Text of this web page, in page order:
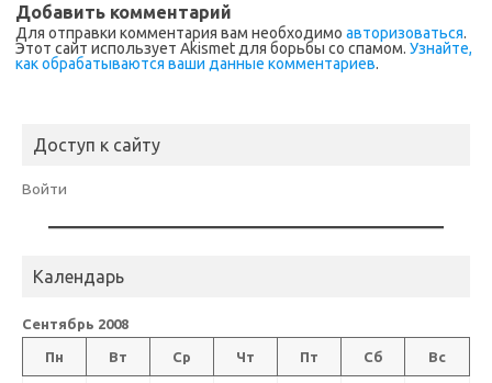
Добавить комментарий
Для отправки комментария вам необходимо авторизоваться.
Этот сайт использует Akismet для борьбы со спамом. Узнайте,
как обрабатываются ваши данные комментариев.
Доступ к сайту
Войти
Календарь
Сентябрь 2008
Пн Вт Ср Чт Пт Сб Вс